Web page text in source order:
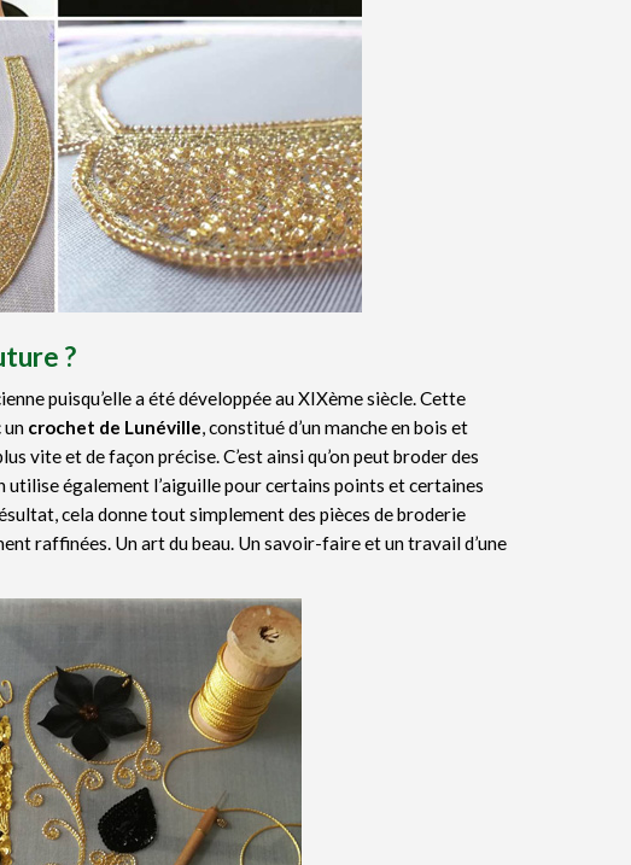
?
puisqu’elle a été développée au XIXème siècle. Cette
un crochet de Lunéville, constitué d’un manche en bois et
vite et de façon précise. C’est ainsi qu’on peut broder des
utilise également l’aiguille pour certains points et certaines
cela donne tout simplement des pièces de broderie
raffinées. Un art du beau. Un savoir-faire et un travail d’une